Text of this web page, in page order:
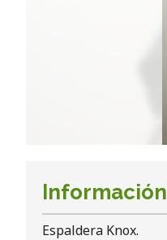
Información
Espaldera Knox.